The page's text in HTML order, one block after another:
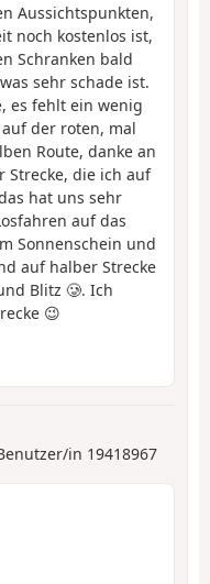
Aussichtspunkten,
noch kostenlos ist,
Schranken bald
sehr schade ist.
es fehlt ein wenig
der roten, mal
Route, danke an
Strecke, die ich auf
hat uns sehr
auf das
Sonnenschein und
auf halber Strecke
Blitz 🥲. Ich
😉
in 19418967